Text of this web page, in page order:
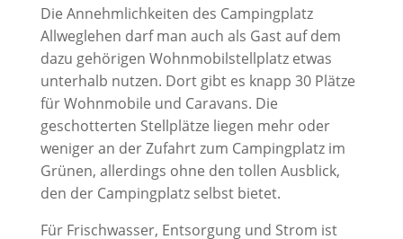
Die Annehmlichkeiten des Campingplatz
Allweglehen darf man auch als Gast auf dem
dazu gehörigen Wohnmobilstellplatz etwas
unterhalb nutzen. Dort gibt es knapp 30 Plätze
für Wohnmobile und Caravans. Die
geschotterten Stellplätze liegen mehr oder
weniger an der Zufahrt zum Campingplatz im
Grünen, allerdings ohne den tollen Ausblick,
den der Campingplatz selbst bietet.
Für Frischwasser, Entsorgung und Strom ist